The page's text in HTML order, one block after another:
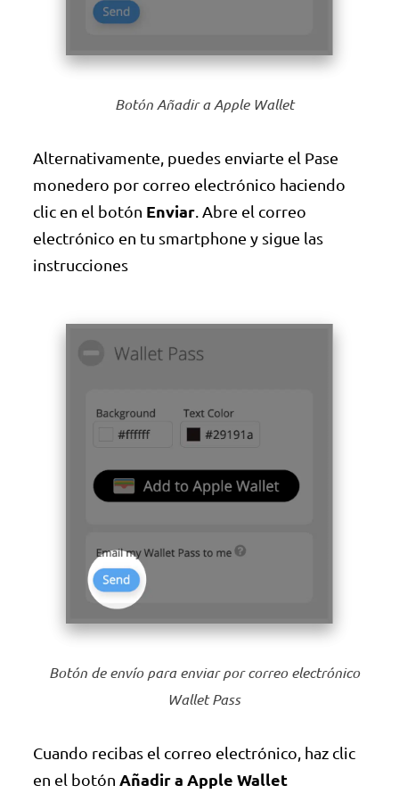
Botón Añadir a Apple Wallet
Alternativamente, puedes enviarte el Pase
monedero por correo electrónico haciendo
clic en el botón Enviar. Abre el correo
electrónico en tu smartphone y sigue las
instrucciones
Botón de envío para enviar por correo electrónico
Wallet Pass
Cuando recibas el correo electrónico, haz clic
en el botón Añadir a Apple Wallet